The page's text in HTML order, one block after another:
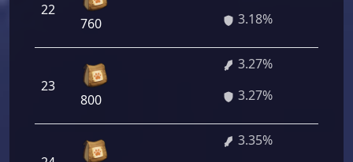
22
760
3.18%
23
800
3.27%
3.27%
3.35%